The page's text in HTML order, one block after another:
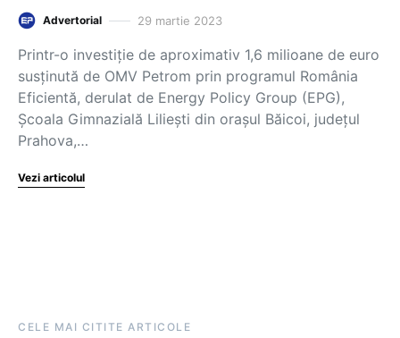
Advertorial 29 martie 2023
Printr-o investiție de aproximativ 1,6 milioane de euro
susținută de OMV Petrom prin programul România
Eficientă, derulat de Energy Policy Group (EPG),
Școala Gimnazială Liliești din orașul Băicoi, județul
Prahova,…
Vezi articolul
CELE MAI CITITE ARTICOLE